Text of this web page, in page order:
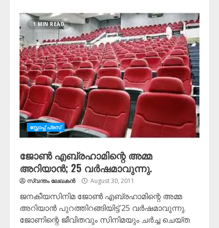
1 MIN READ
സ്റ്റോപ്പ്‌ പ്രസ്‌
ജോണ്‍ എബ്രഹാമിന്റെ അമ്മ
അറിയാന്‍; 25 വര്‍ഷമാവുന്നു.
സ്വന്തം ലേഖകന്‍ August 30, 2011
ജനകീയസിനിമ ജോണ്‍ എബ്രഹാമിന്റെ അമ്മ
അറിയാന്‍ പുറത്തിറങ്ങിയിട്ട് 25 വര്‍ഷമാവുന്നു.
ജോണിന്റെ ജീവിതവും സിനിമയും ചര്‍ച്ച ചെയ്ത